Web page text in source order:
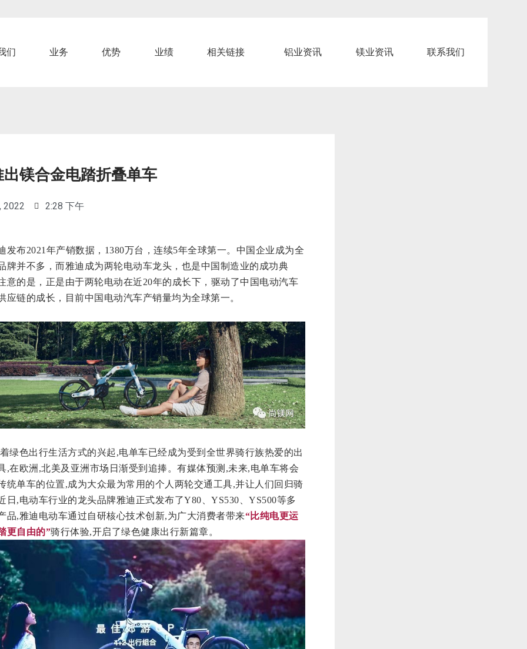
们 业务 优势 业绩 相关链接 铝业资讯 镁业资讯 联系我们
出镁合金电踏折叠单车
2022 2:28 下午
发布2021年产销数据，1380万台，连续5年全球第一。 中国企业成为全
牌并不多，而雅迪成为两轮电动车龙头，也是中国制造业的成功典
意的是，正是由于两轮电动在近20年的成长下，驱动了中国电动汽车
应链的成长，目前中国电动汽车产销量均为全球第一。
绿色出行生活方式的兴起,电单车已经成为受到全世界骑行族热爱的出
,在欧洲,北美及亚洲市场日渐受到追捧。有媒体预测,未来,电单车将会
统单车的位置,成为大众最为常用的个人两轮交通工具,并让人们回归骑
日,电动车行业的龙头品牌雅迪正式发布了Y80、YS530、YS500等多
品,雅迪电动车通过自研核心技术创新,为广大消费者带来“比纯电更运
更自由的”骑行体验,开启了绿色健康出行新篇章。